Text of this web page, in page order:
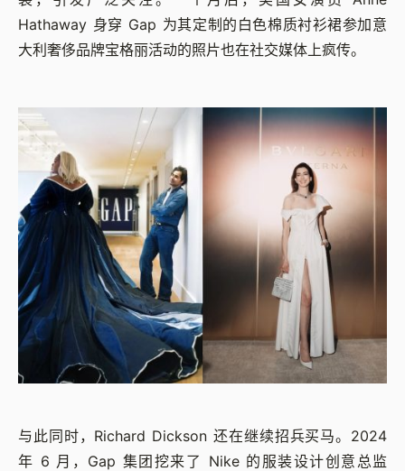
Hathaway 身穿 Gap 为其定制的白色棉质衬衫裙参加意
大利奢侈品牌宝格丽活动的照片也在社交媒体上疯传。
与此同时，Richard Dickson 还在继续招兵买马。2024
年 6 月，Gap 集团挖来了 Nike 的服装设计创意总监